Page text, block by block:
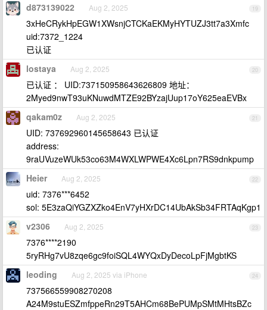
19
d873139022 Aug 2, 2025
3xHeCRykHpEGW1XWsnjCTCKaEKMyHYTUZJ3tt7a3Xmfc
uid:7372_1224
已认证
20
lostaya Aug 2, 2025
已认证 ： UID:737150958643626809 地址：
2Myed9nwT93uKNuwdMTZE92BYzajUup17oY625eaEVBx
21
qakam0z Aug 2, 2025
UID: 737692960145658643 已认证
address:
9raUVuzeWUk53co63M4WXLWPWE4Xc6Lpn7RS9dnkpump
22
Heier Aug 2, 2025
uid: 7376***6452
sol: 5E3zaQiYGZXZko4EnV7yHXrDC14UbAkSb34FRTAqKgp1
23
v2306 Aug 2, 2025
7376****2190
5ryRHg7vU8zqe6gc9foiSQL4WYQxDyDecoLpFjMgbtKS
24
leoding Aug 2, 2025 via iPhone
737566559908270208
A24M9stuESZmfppeRn29T5AHCm68BePUMpSMtMHtsBZc